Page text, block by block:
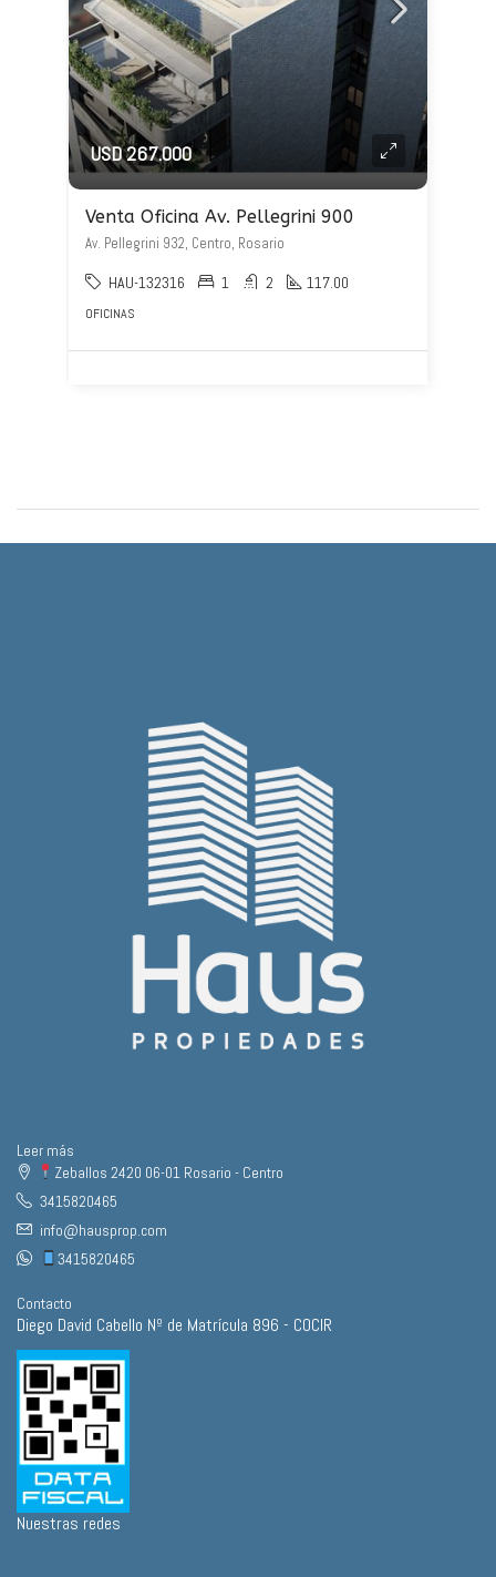
USD 267.000
Venta Oficina Av. Pellegrini 900
Av. Pellegrini 932, Centro, Rosario
HAU-132316 1 2 117.00
OFICINAS
Leer más
Zeballos 2420 06-01 Rosario - Centro
3415820465
info@hausprop.com
3415820465
Contacto
Diego David Cabello Nº de Matrícula 896 - COCIR
Nuestras redes